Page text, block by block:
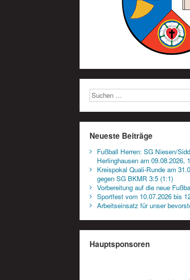
Neueste Beiträge
Fußball Herren: SG Niesen/
Herlinghausen am 09.08.2026,
Kreispokal Quali-Runde am
gegen SG BKMR 3:5 (1:1)
Vorbereitung auf die neue
Sportfest vom 10.07.2026 bis
Arbeitseinsatz für unser
Hauptsponsoren